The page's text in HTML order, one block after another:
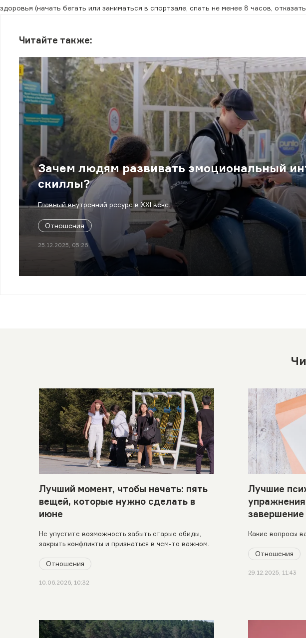
здоровья (начать бегать или заниматься в спортзале, спать не менее 8 часов,
Читайте также:
Зачем людям развивать эмоциональный
скиллы?
Главный внутренний ресурс в XXI веке.
Отношения
25.12.2025, 05:26
Лучший момент, чтобы начать: пять
вещей, которые нужно сделать в
июне
Не упустите возможность забыть старые обиды,
закрыть конфликты и признаться в чем-то важном.
Отношения
10.06.2026, 10:32
Лучшие
завершение
Какие вопросы
Отношения
29.12.2025, 11:43